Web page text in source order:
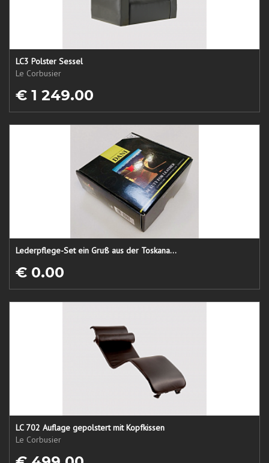
LC3 Polster Sessel
Le Corbusier
€ 1 249.00
Lederpflege-Set ein Gruß aus der Toskana...
€ 0.00
LC 702 Auflage gepolstert mit Kopfkissen
Le Corbusier